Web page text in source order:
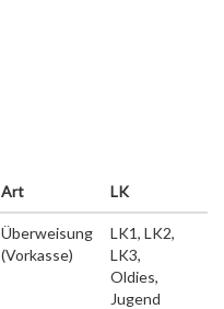
Art LK
Überweisung
(Vorkasse)
LK1, LK2,
LK3,
Oldies,
Jugend